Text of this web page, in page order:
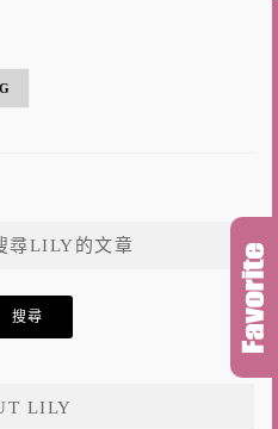
LILY的文章
LILY